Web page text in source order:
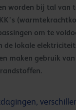
worden bij tal van
om te
de lokale
maken gebruik van